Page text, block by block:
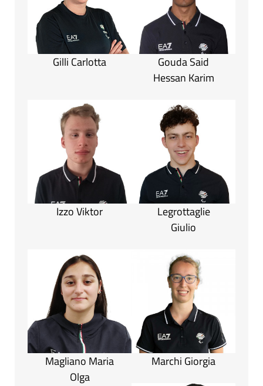
Gilli Carlotta
Gouda Said
Hessan Karim
Izzo Viktor
Legrottaglie
Giulio
Magliano Maria
Olga
Marchi Giorgia